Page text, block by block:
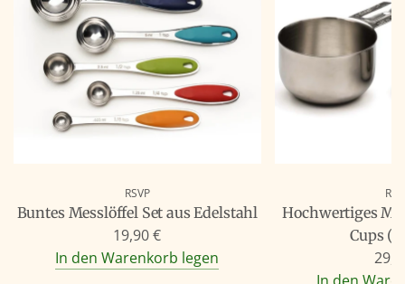
RSVP
Buntes Messlöffel Set aus Edelstahl
19,90 €
In den Warenkorb legen
Hochwertiges
Cups